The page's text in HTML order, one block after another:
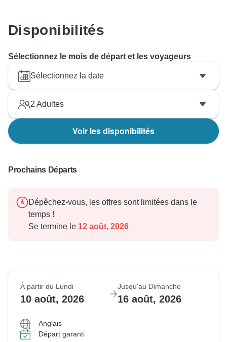
Disponibilités
Sélectionnez le mois de départ et les voyageurs
Sélectionnez la date
2 Adultes
Voir les disponibilités
Prochains Départs
Dépêchez-vous, les offres sont limitées dans le
temps !
Se termine le 12 août, 2026
À partir du Lundi
10 août, 2026
Jusqu'au Dimanche
16 août, 2026
Anglais
Départ garanti